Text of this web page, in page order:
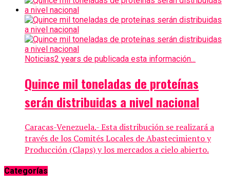
Noticias2 years de publicada esta información...
Quince mil toneladas de proteínas
serán distribuidas a nivel nacional
Caracas-Venezuela.- Esta distribución se realizará a
través de los Comités Locales de Abastecimiento y
Producción (Claps) y los mercados a cielo abierto.
Categorías